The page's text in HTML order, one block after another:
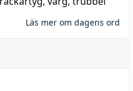
Läs mer om dagens ord